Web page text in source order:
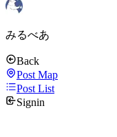
みるべあ
Back
Post Map
Post List
Signin